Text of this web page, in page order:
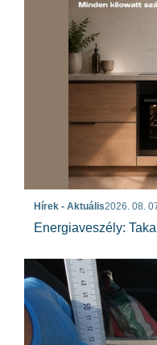
Hírek - Aktuális2026. 08.
Energiaveszély: